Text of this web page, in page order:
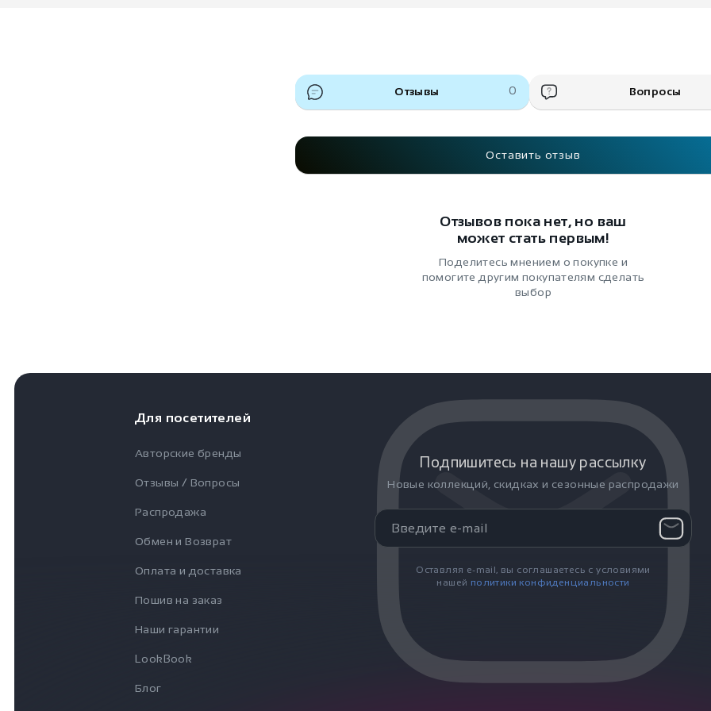
Отзывы 0 Вопросы
Оставить отзыв
Отзывов пока нет, но ваш
может стать первым!
Поделитесь мнением о покупке и
помогите другим покупателям сделать
выбор
Для посетителей
Авторские бренды
Отзывы / Вопросы
Распродажа
Обмен и Возврат
Оплата и доставка
Пошив на заказ
Наши гарантии
LookBook
Блог
Подпишитесь на нашу рассылку
Новые коллекций, скидках и сезонные распродажи
Оставляя e-mail, вы соглашаетесь с условиями
нашей политики конфиденциальности